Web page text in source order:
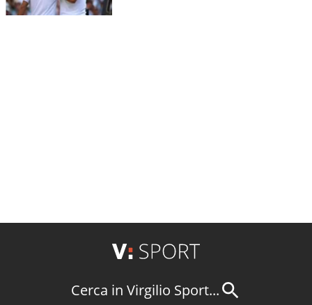
Cerca in Virgilio Sport...